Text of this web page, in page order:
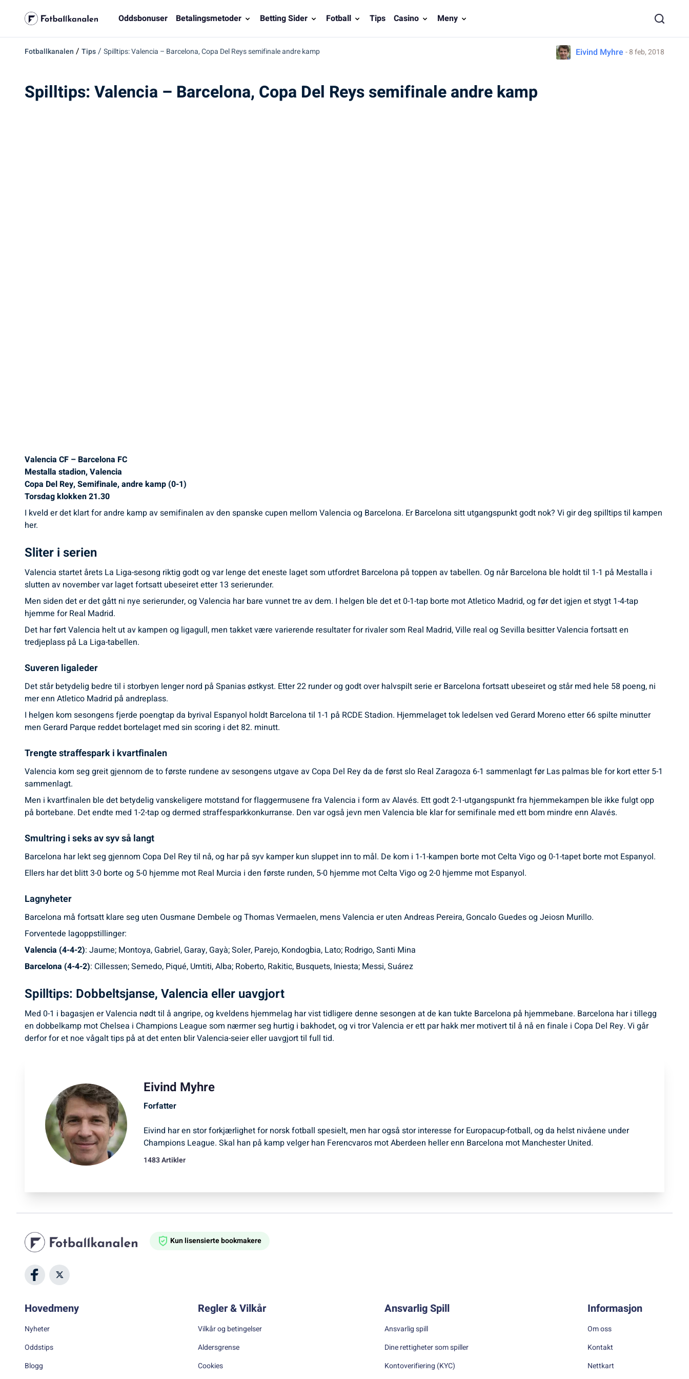
Oddsbonuser Betalingsmetoder Betting Sider Fotball Tips Casino Meny
Fotballkanalen / Tips/ Spilltips: Valencia – Barcelona, Copa Del Reys semifinale andre kamp Eivind Myhre - 8 feb, 2018
Spilltips: Valencia – Barcelona, Copa Del Reys semifinale andre kamp
Valencia CF – Barcelona FC
Mestalla stadion, Valencia
Copa Del Rey, Semifinale, andre kamp (0-1)
Torsdag klokken 21.30
I kveld er det klart for andre kamp av semifinalen av den spanske cupen mellom Valencia og Barcelona. Er Barcelona sitt utgangspunkt godt nok? Vi gir deg spilltips til kampen
her.
Sliter i serien
Valencia startet årets La Liga-sesong riktig godt og var lenge det eneste laget som utfordret Barcelona på toppen av tabellen. Og når Barcelona ble holdt til 1-1 på Mestalla i
slutten av november var laget fortsatt ubeseiret etter 13 serierunder.
Men siden det er det gått ni nye serierunder, og Valencia har bare vunnet tre av dem. I helgen ble det et 0-1-tap borte mot Atletico Madrid, og før det igjen et stygt 1-4-tap
hjemme for Real Madrid.
Det har ført Valencia helt ut av kampen og ligagull, men takket være varierende resultater for rivaler som Real Madrid, Ville real og Sevilla besitter Valencia fortsatt en
tredjeplass på La Liga-tabellen.
Suveren ligaleder
Det står betydelig bedre til i storbyen lenger nord på Spanias østkyst. Etter 22 runder og godt over halvspilt serie er Barcelona fortsatt ubeseiret og står med hele 58 poeng, ni
mer enn Atletico Madrid på andreplass.
I helgen kom sesongens fjerde poengtap da byrival Espanyol holdt Barcelona til 1-1 på RCDE Stadion. Hjemmelaget tok ledelsen ved Gerard Moreno etter 66 spilte minutter
men Gerard Parque reddet bortelaget med sin scoring i det 82. minutt.
Trengte straffespark i kvartfinalen
Valencia kom seg greit gjennom de to første rundene av sesongens utgave av Copa Del Rey da de først slo Real Zaragoza 6-1 sammenlagt før Las palmas ble for kort etter 5-1
sammenlagt.
Men i kvartfinalen ble det betydelig vanskeligere motstand for flaggermusene fra Valencia i form av Alavés. Ett godt 2-1-utgangspunkt fra hjemmekampen ble ikke fulgt opp
på bortebane. Det endte med 1-2-tap og dermed straffesparkkonkurranse. Den var også jevn men Valencia ble klar for semifinale med ett bom mindre enn Alavés.
Smultring i seks av syv så langt
Barcelona har lekt seg gjennom Copa Del Rey til nå, og har på syv kamper kun sluppet inn to mål. De kom i 1-1-kampen borte mot Celta Vigo og 0-1-tapet borte mot Espanyol.
Ellers har det blitt 3-0 borte og 5-0 hjemme mot Real Murcia i den første runden, 5-0 hjemme mot Celta Vigo og 2-0 hjemme mot Espanyol.
Lagnyheter
Barcelona må fortsatt klare seg uten Ousmane Dembele og Thomas Vermaelen, mens Valencia er uten Andreas Pereira, Goncalo Guedes og Jeiosn Murillo.
Forventede lagoppstillinger:
Valencia (4-4-2): Jaume; Montoya, Gabriel, Garay, Gayà; Soler, Parejo, Kondogbia, Lato; Rodrigo, Santi Mina
Barcelona (4-4-2): Cillessen; Semedo, Piqué, Umtiti, Alba; Roberto, Rakitic, Busquets, Iniesta; Messi, Suárez
Spilltips: Dobbeltsjanse, Valencia eller uavgjort
Med 0-1 i bagasjen er Valencia nødt til å angripe, og kveldens hjemmelag har vist tidligere denne sesongen at de kan tukte Barcelona på hjemmebane. Barcelona har i tillegg
en dobbelkamp mot Chelsea i Champions League som nærmer seg hurtig i bakhodet, og vi tror Valencia er ett par hakk mer motivert til å nå en finale i Copa Del Rey. Vi går
derfor for et noe vågalt tips på at det enten blir Valencia-seier eller uavgjort til full tid.
Eivind Myhre
Forfatter
Eivind har en stor forkjærlighet for norsk fotball spesielt, men har også stor interesse for Europacup-fotball, og da helst nivåene under
Champions League. Skal han på kamp velger han Ferencvaros mot Aberdeen heller enn Barcelona mot Manchester United.
1483 Artikler
Kun lisensierte bookmakere
Hovedmeny
Nyheter
Oddstips
Blogg
Regler & Vilkår
Vilkår og betingelser
Aldersgrense
Cookies
Ansvarlig Spill
Ansvarlig spill
Dine rettigheter som spiller
Kontoverifiering (KYC)
Informasjon
Om oss
Kontakt
Nettkart